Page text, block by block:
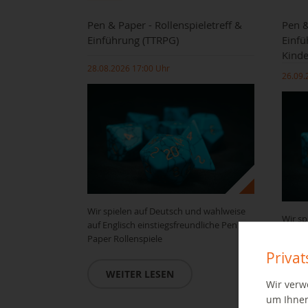
Pen & Paper - Rollenspieletreff &
Einführung (TTRPG)
28.08.2026 17:00 Uhr
Wir spielen auf Deutsch und wahlweise
auf Englisch einstiegsfreundliche Pen &
Paper Rollenspiele
WEITER LESEN
Pen
Wir
Wir
um